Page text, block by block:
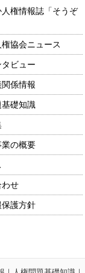
人権情報誌「そうぞ
協会ニュース
タビュー
関係情報
基礎知識
の概要
わせ
護方針